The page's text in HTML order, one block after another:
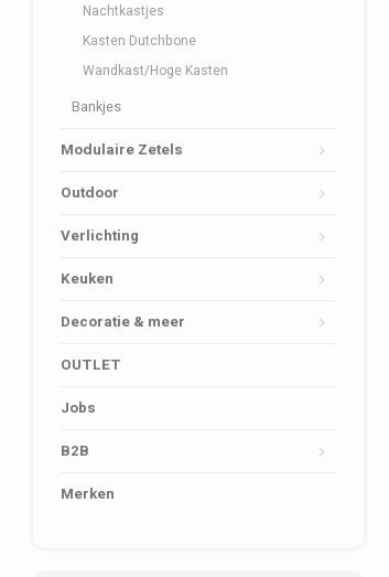
Nachtkastjes
Kasten Dutchbone
Wandkast/Hoge Kasten
Bankjes
Modulaire Zetels
Outdoor
Verlichting
Keuken
Decoratie & meer
OUTLET
Jobs
B2B
Merken